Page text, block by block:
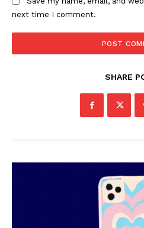
Grievance Redressal
next time I comment.
SHARE